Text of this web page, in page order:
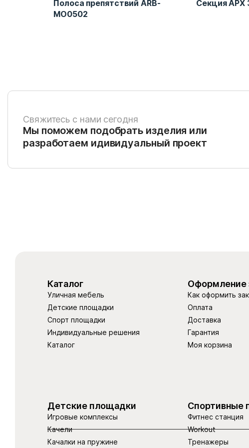
Полоса препятствий ARB-
MO0502
Секция АРХ
Свяжитесь с нами сегодня
Мы поможем подобрать изделия или
разработаем идивидуальный проект
Каталог
Уличная мебель
Детские площадки
Спорт площадки
Индивидуальные решения
Каталог
Оформление
Как оформить
Оплата
Доставка
Гарантия
Моя корзина
Детские площадки
Игровые комплексы
Качели
Качалки на пружине
Спортивные
Фитнес станция
Workout
Тренажеры